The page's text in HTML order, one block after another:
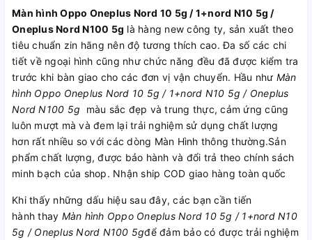
Màn hình Oppo Oneplus Nord 10 5g / 1+nord N10 5g /
Oneplus Nord N100 5g là hàng new công ty, sản xuất theo
tiêu chuẩn zin hãng nên độ tương thích cao. Đa số các chi
tiết về ngoại hình cũng như chức năng đều đã được kiểm tra
trước khi bàn giao cho các đơn vị vận chuyển. Hầu như Màn
hình Oppo Oneplus Nord 10 5g / 1+nord N10 5g / Oneplus
Nord N100 5g màu sắc đẹp và trung thực, cảm ứng cũng
luôn mượt mà và đem lại trải nghiệm sử dụng chất lượng
hơn rất nhiều so với các dòng Màn Hình thông thường.Sản
phẩm chất lượng, được bảo hành và đổi trả theo chính sách
minh bạch của shop. Nhận ship COD giao hàng toàn quốc
Khi thấy những dấu hiệu sau đây, các bạn cần tiến
hành thay Màn hình Oppo Oneplus Nord 10 5g / 1+nord N10
5g / Oneplus Nord N100 5gđể đảm bảo có được trải nghiệm